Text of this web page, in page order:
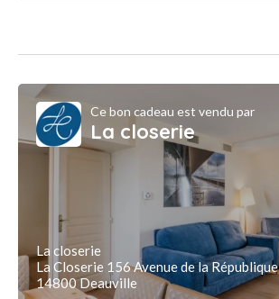
Ce bon cadeau est vendu par
La closerie
La closerie
La Closerie 156 Avenue de la République
14800 Deauville